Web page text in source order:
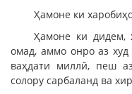
Ҳамоне ки
Ҳамоне ки дидем,
омад, аммо онро аз худ
ваҳдати миллӣ, пеш
солору сарбаланд ва